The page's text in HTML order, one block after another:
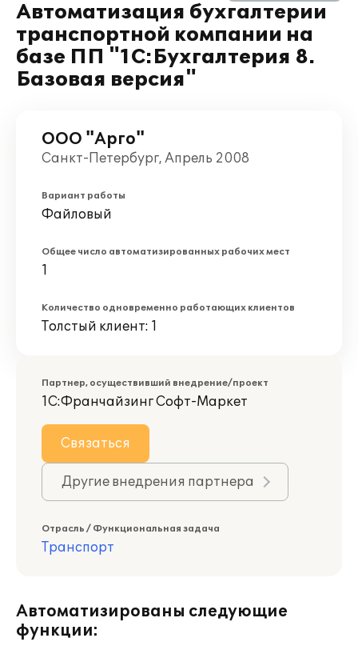
Автоматизация бухгалтерии
транспортной компании на
базе ПП "1С:Бухгалтерия 8.
Базовая версия"
ООО "Арго"
Санкт-Петербург, Апрель 2008
Вариант работы
Файловый
Общее число автоматизированных рабочих мест
1
Количество одновременно работающих клиентов
Толстый клиент: 1
Партнер, осуществивший внедрение/проект
1С:Франчайзинг Софт-Маркет
Связаться
Другие внедрения партнера
Отрасль / Функциональная задача
Транспорт
Автоматизированы следующие
функции: